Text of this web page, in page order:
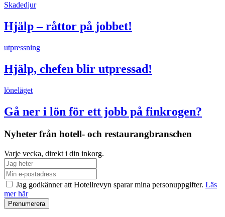
Skadedjur
Hjälp – råttor på jobbet!
utpressning
Hjälp, chefen blir utpressad!
löneläget
Gå ner i lön för ett jobb på finkrogen?
Nyheter från hotell- och restaurangbranschen
Varje vecka, direkt i din inkorg.
Jag godkänner att Hotellrevyn sparar mina personuppgifter. Läs
mer här